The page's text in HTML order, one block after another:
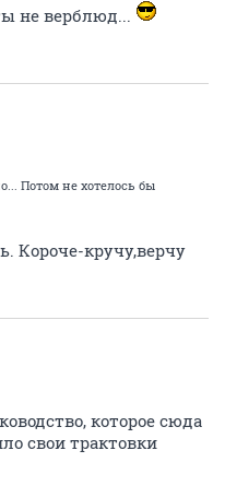
не верблюд...
Потом не хотелось бы
Короче-кручу,верчу
которое сюда
свои трактовки